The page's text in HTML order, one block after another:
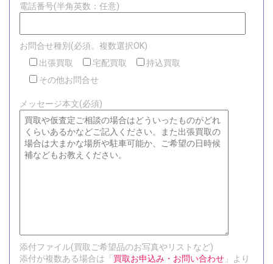
電話番号(半角英数：任意)
お問合せ種別(必須。複数選択OK)
出張買取
宅配買取
持込買取
その他お問合せ
メッセージ本文(必須)
添付ファイル(買取ご希望品のお写真やリストなど)
添付が複数ある場合は「買取お申込み・お問い合わせ 」より